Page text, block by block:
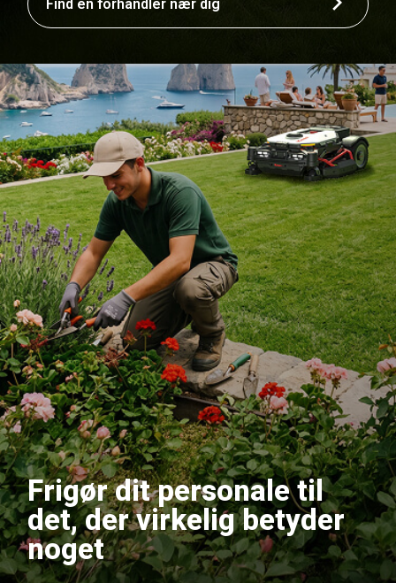
Find en forhandler nær dig
Frigør dit personale til
det, der virkelig betyder
noget